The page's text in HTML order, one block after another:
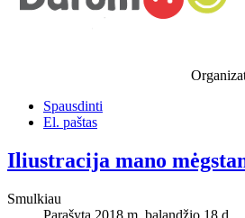
Spausdinti
El. paštas
Iliustracija mano
Smulkiau
Parašyta 2018 m. balandžio 18 d.